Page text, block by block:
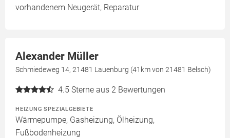
vorhandenem Neugerät, Reparatur
Alexander Müller
Schmiedeweg 14, 21481 Lauenburg (41km von 21481 Belsch)
4.5 Sterne aus 2 Bewertungen
HEIZUNG SPEZIALGEBIETE
Wärmepumpe, Gasheizung, Ölheizung,
Fußbodenheizung